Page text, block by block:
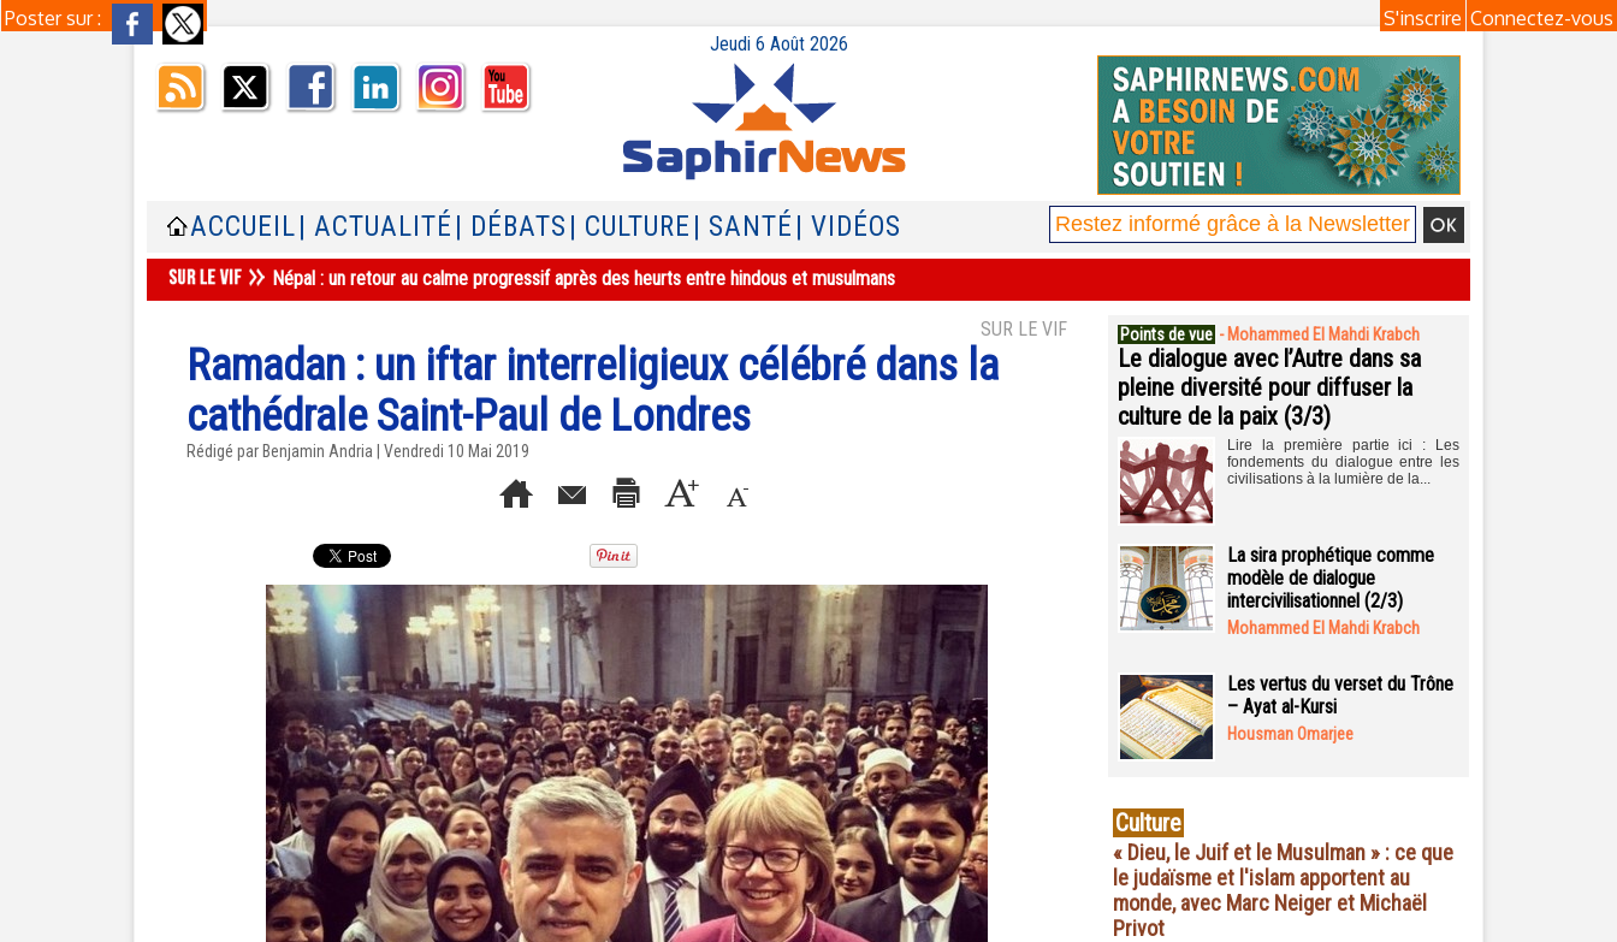
Poster sur : Connectez-vous
S'inscrire
Jeudi 6 Août 2026
ACCUEIL | ACTUALITÉ | DÉBATS | CULTURE | SANTÉ | VIDÉOS
Népal : un retour au calme progressif après des heurts entre hindous et musulmans
SUR LE VIF
Ramadan : un iftar interreligieux célébré dans la
cathédrale Saint-Paul de Londres
Rédigé par Benjamin Andria | Vendredi 10 Mai 2019
Points de vue - Mohammed El Mahdi Krabch
Le dialogue avec l’Autre dans sa
pleine diversité pour diffuser la
culture de la paix (3/3)
Lire la première partie ici : Les
fondements du dialogue entre les
civilisations à la lumière de la...
La sira prophétique comme
modèle de dialogue
intercivilisationnel (2/3)
Mohammed El Mahdi Krabch
Les vertus du verset du Trône
– Ayat al-Kursi
Housman Omarjee
Culture
« Dieu, le Juif et le Musulman » : ce que
le judaïsme et l'islam apportent au
monde, avec Marc Neiger et Michaël
Privot